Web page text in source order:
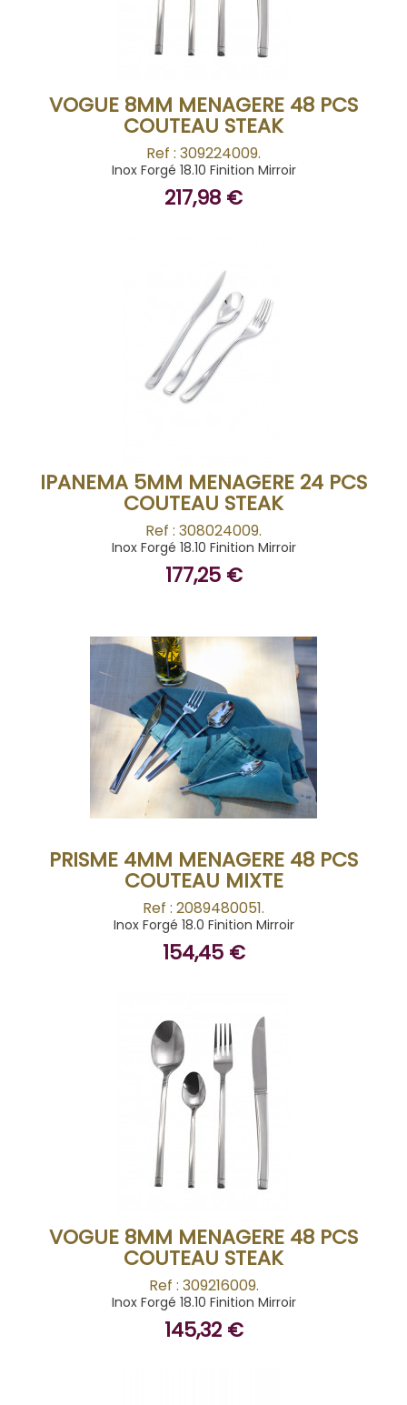
BUY
VOGUE 8MM MENAGERE 48 PCS
COUTEAU STEAK
Ref : 309224009.
Inox Forgé 18.10 Finition Mirroir
217,98 €
BUY
IPANEMA 5MM MENAGERE 24 PCS
COUTEAU STEAK
Ref : 308024009.
Inox Forgé 18.10 Finition Mirroir
177,25 €
BUY
PRISME 4MM MENAGERE 48 PCS
COUTEAU MIXTE
Ref : 2089480051.
Inox Forgé 18.0 Finition Mirroir
154,45 €
BUY
VOGUE 8MM MENAGERE 48 PCS
COUTEAU STEAK
Ref : 309216009.
Inox Forgé 18.10 Finition Mirroir
145,32 €